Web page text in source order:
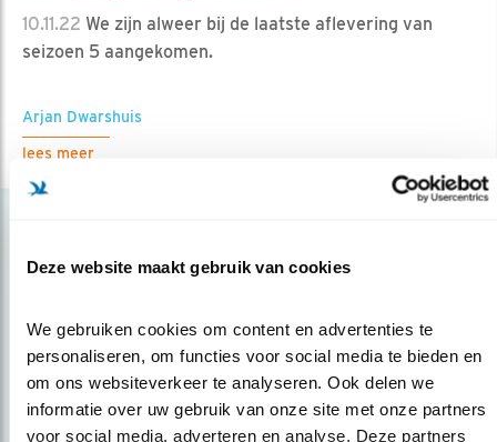
Deze website maakt gebruik van cookies
We gebruiken cookies om content en advertenties te
personaliseren, om functies voor social media te bieden en
om ons websiteverkeer te analyseren. Ook delen we
informatie over uw gebruik van onze site met onze partners
voor social media, adverteren en analyse. Deze partners
10.11.22 We zijn alweer bij de laatste aflevering van
seizoen 5 aangekomen.
Arjan Dwarshuis
lees meer
Op de hoogte blijven?